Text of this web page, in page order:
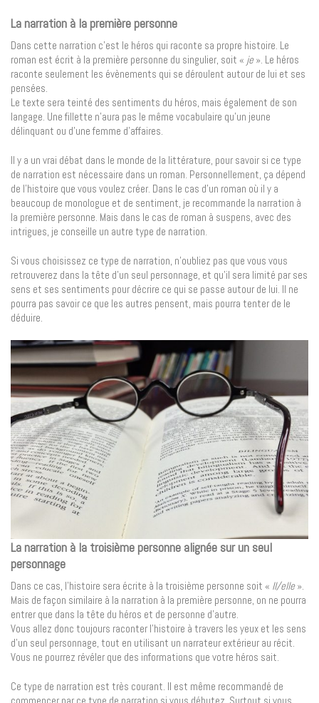
La narration à la première personne
Dans cette narration c’est le héros qui raconte sa propre histoire. Le
roman est écrit à la première personne du singulier, soit « je». Le héros
raconte seulement les évènements qui se déroulent autour de lui et ses
pensées.
Le texte sera teinté des sentiments du héros, mais également de son
langage. Une fillette n’aura pas le même vocabulaire qu’un jeune
délinquant ou d’une femme d’affaires.
Il y a un vrai débat dans le monde de la littérature, pour savoir si ce type
de narration est nécessaire dans un roman. Personnellement, ça dépend
de l’histoire que vous voulez créer. Dans le cas d’un roman où il y a
beaucoup de monologue et de sentiment, je recommande la narration à
la première personne. Mais dans le cas de roman à suspens, avec des
intrigues, je conseille un autre type de narration.
Si vous choisissez ce type de narration, n’oubliez pas que vous vous
retrouverez dans la tête d’un seul personnage, et qu’il sera limité par ses
sens et ses sentiments pour décrire ce qui se passe autour de lui. Il ne
pourra pas savoir ce que les autres pensent, mais pourra tenter de le
déduire.
La narration à la troisième personne alignée sur un seul
personnage
Dans ce cas, l’histoire sera écrite à la troisième personne soit « Il/elle».
Mais de façon similaire à la narration à la première personne, on ne pourra
entrer que dans la tête du héros et de personne d’autre.
Vous allez donc toujours raconter l’histoire à travers les yeux et les sens
d’un seul personnage, tout en utilisant un narrateur extérieur au récit.
Vous ne pourrez révéler que des informations que votre héros sait.
Ce type de narration est très courant. Il est même recommandé de